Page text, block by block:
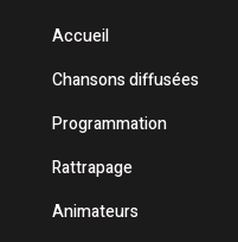
Accueil
Chansons diffusées
Programmation
Rattrapage
Animateurs